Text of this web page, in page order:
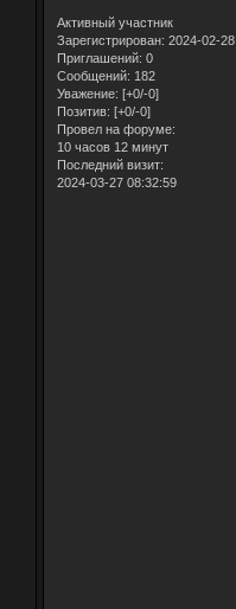
Активный участник
Зарегистрирован: 2024-02-28
Приглашений: 0
Сообщений: 182
Уважение: [+0/-0]
Позитив: [+0/-0]
Провел на форуме:
10 часов 12 минут
Последний визит:
2024-03-27 08:32:59